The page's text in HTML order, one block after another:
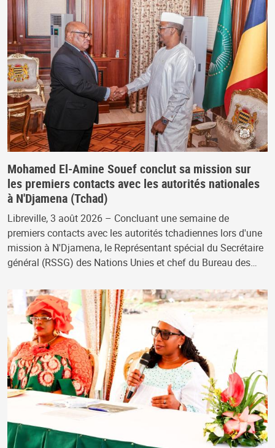
Mohamed El-Amine Souef conclut sa mission sur
les premiers contacts avec les autorités nationales
à N'Djamena (Tchad)
Libreville, 3 août 2026 – Concluant une semaine de
premiers contacts avec les autorités tchadiennes lors d'une
mission à N'Djamena, le Représentant spécial du Secrétaire
général (RSSG) des Nations Unies et chef du Bureau des…